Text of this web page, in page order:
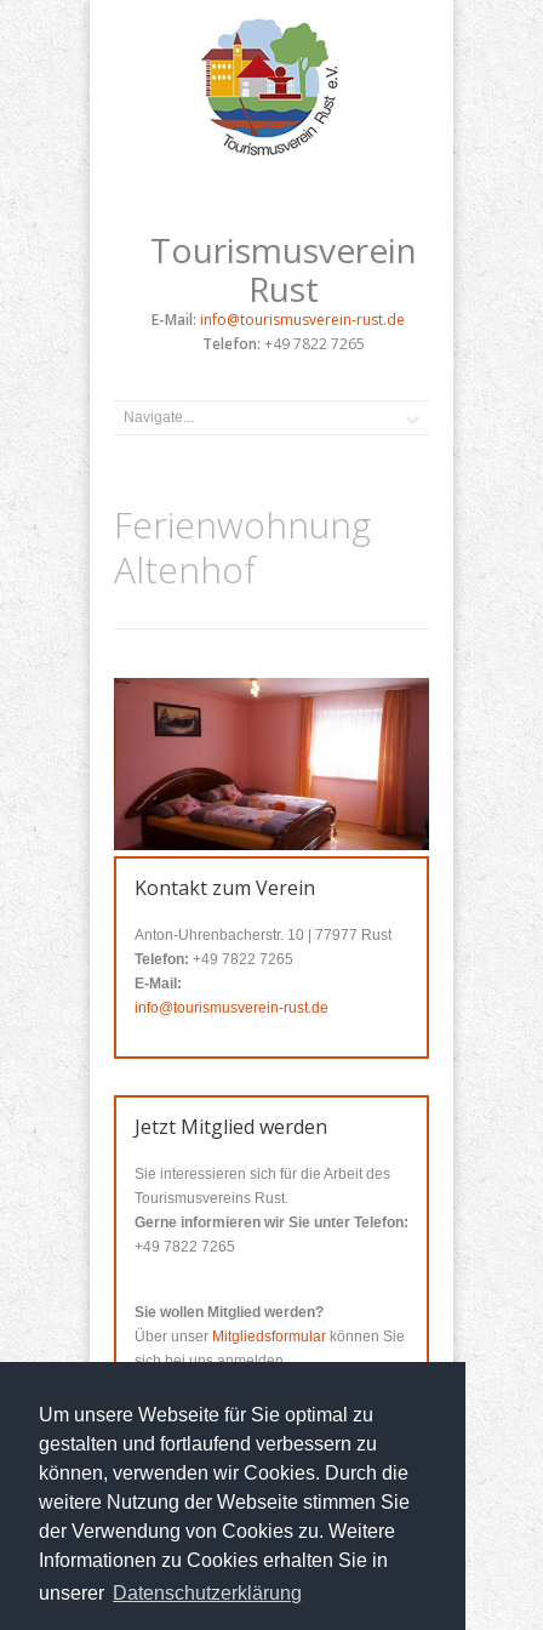
Um unsere Webseite für Sie optimal zu
gestalten und fortlaufend verbessern zu
können, verwenden wir Cookies. Durch die
weitere Nutzung der Webseite stimmen Sie
der Verwendung von Cookies zu. Weitere
Informationen zu Cookies erhalten Sie in
unserer Datenschutzerklärung
Tourismusverein
Rust
E-Mail: info@tourismusverein-rust.de
Telefon: +49 7822 7265
Ferienwohnung
Altenhof
Kontakt zum Verein
Anton-Uhrenbacherstr. 10 | 77977 Rust
Telefon: +49 7822 7265
E-Mail:
info@tourismusverein-rust.de
Jetzt Mitglied werden
Sie interessieren sich für die Arbeit des
Tourismusvereins Rust.
Gerne informieren wir Sie unter Telefon:
+49 7822 7265
Sie wollen Mitglied werden?
Über unser Mitgliedsformular können Sie
sich bei uns anmelden.
Entwickelt vonkreativo Media